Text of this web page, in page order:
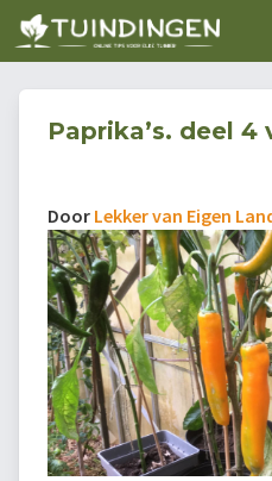
Paprika’s. deel
Door Lekker van Eigen